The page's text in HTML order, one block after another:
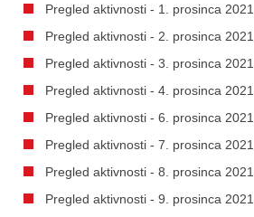
Pregled aktivnosti - 1. prosinca 2021.
Pregled aktivnosti - 2. prosinca 2021.
Pregled aktivnosti - 3. prosinca 2021.
Pregled aktivnosti - 4. prosinca 2021.
Pregled aktivnosti - 6. prosinca 2021.
Pregled aktivnosti - 7. prosinca 2021.
Pregled aktivnosti - 8. prosinca 2021.
Pregled aktivnosti - 9. prosinca 2021.